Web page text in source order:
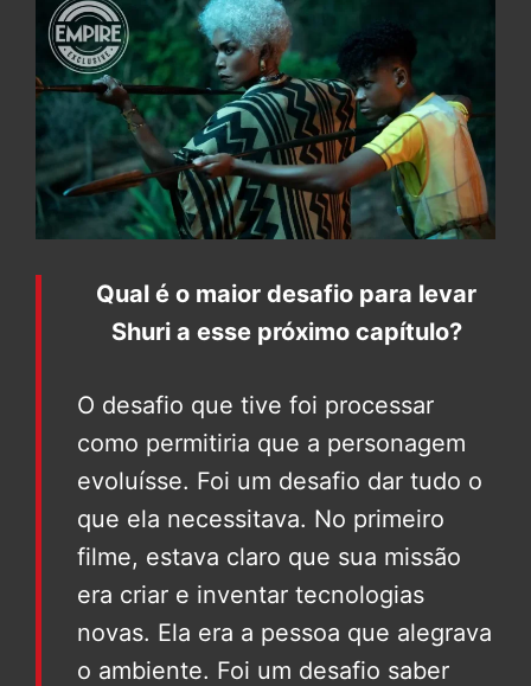
Qual é o maior desafio para levar
Shuri a esse próximo capítulo?
O desafio que tive foi processar
como permitiria que a personagem
evoluísse. Foi um desafio dar tudo o
que ela necessitava. No primeiro
filme, estava claro que sua missão
era criar e inventar tecnologias
novas. Ela era a pessoa que alegrava
o ambiente. Foi um desafio saber